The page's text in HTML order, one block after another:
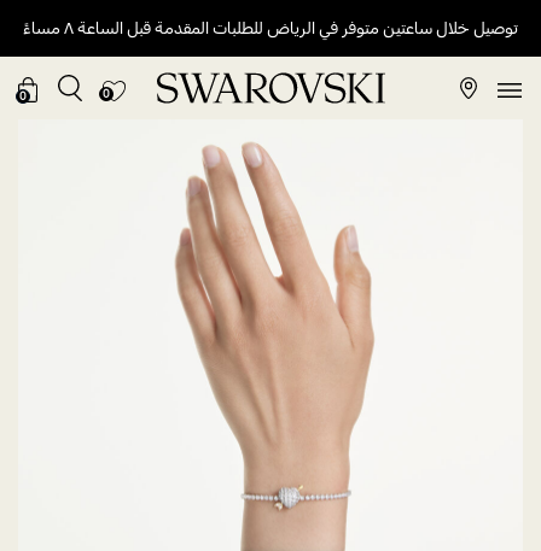
توصيل خلال ساعتين متوفر في الرياض للطلبات المقدمة قبل الساعة ٨ مساءً
0
0